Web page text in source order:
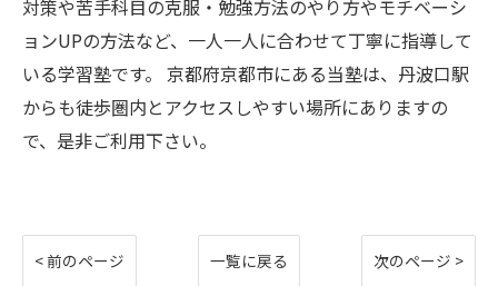
対策や苦手科目の克服・勉強方法のやり方やモチベーシ
ョンUPの方法など、一人一人に合わせて丁寧に指導して
いる学習塾です。 京都府京都市にある当塾は、丹波口駅
からも徒歩圏内とアクセスしやすい場所にありますの
で、是非ご利用下さい。
< 前のページ 一覧に戻る 次のページ >